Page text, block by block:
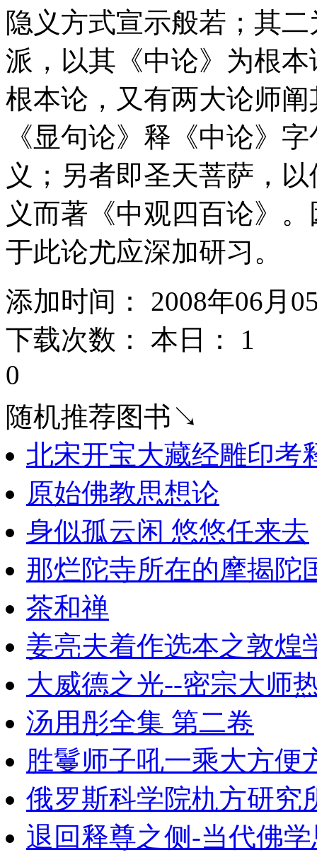
隐义方式宣示般若；其
派，以其《中论》为根
根本论，又有两大论师
《显句论》释《中论》
义；另者即圣天菩萨，
义而著《中观四百论》
于此论尤应深加研习。
添加时间： 2008年06月
下载次数： 本日： 1
0
随机推荐图书↘
北宋开宝大藏经雕印考
原始佛教思想论
身似孤云闲 悠悠任来去
那烂陀寺所在的摩揭陀
茶和禅
姜亮夫着作选本之敦煌
大威德之光--密宗大师
汤用彤全集 第二卷
胜鬘师子吼一乘大方便
俄罗斯科学院朹方研究
退回释尊之侧-当代佛